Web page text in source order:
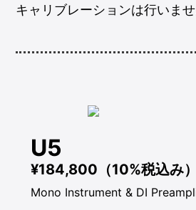
キャリブレーションは行いませ
U5
¥184,800（10%税込み）
Mono Instrument & DI